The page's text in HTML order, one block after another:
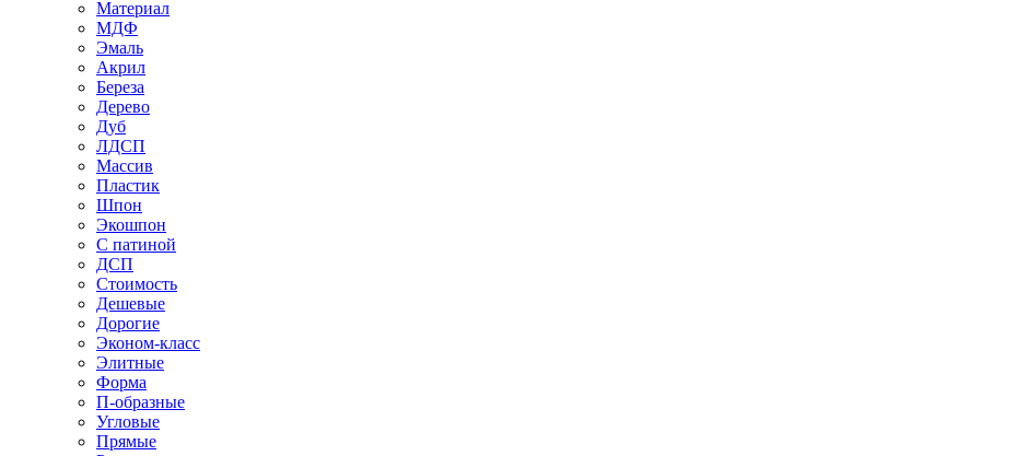
Материал
МДФ
Эмаль
Акрил
Береза
Дерево
Дуб
ЛДСП
Массив
Пластик
Шпон
Экошпон
С патиной
ДСП
Стоимость
Дешевые
Дорогие
Эконом-класс
Элитные
Форма
П-образные
Угловые
Прямые